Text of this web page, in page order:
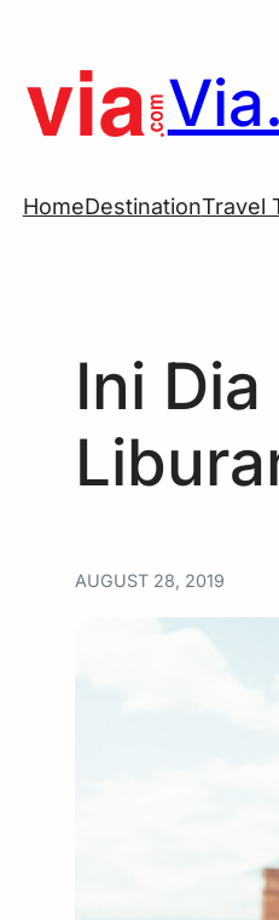
content
HomeDestinationTravel
Ini
AUGUST 28, 2019